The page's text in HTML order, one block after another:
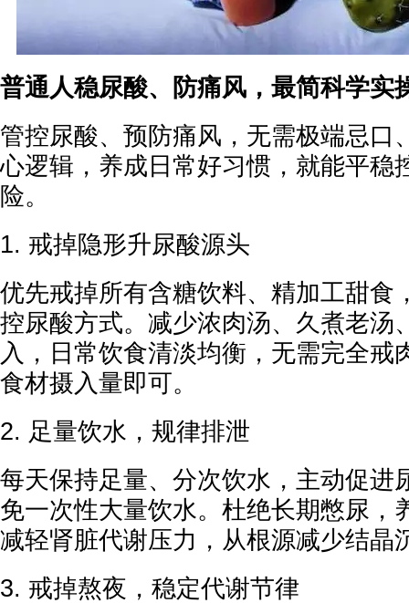
普通人稳尿酸、防痛风，最简科学实
管控尿酸、预防痛风，无需极端忌口
心逻辑，养成日常好习惯，就能平稳
险。
1. 戒掉隐形升尿酸源头
优先戒掉所有含糖饮料、精加工甜食
控尿酸方式。减少浓肉汤、久煮老汤
入，日常饮食清淡均衡，无需完全戒
食材摄入量即可。
2. 足量饮水，规律排泄
每天保持足量、分次饮水，主动促进
免一次性大量饮水。杜绝长期憋尿，
减轻肾脏代谢压力，从根源减少结晶
3. 戒掉熬夜，稳定代谢节律